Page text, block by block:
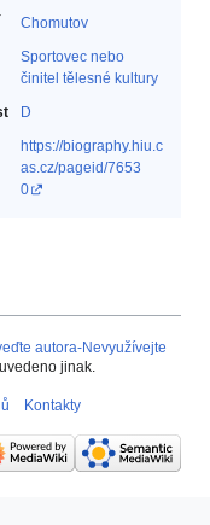
Chomutov
Sportovec nebo
činitel tělesné kultury‎
D
https://biography.hiu.c
as.cz/pageid/7653
0
autora-Nevyužívejte
jinak.
Kontakty